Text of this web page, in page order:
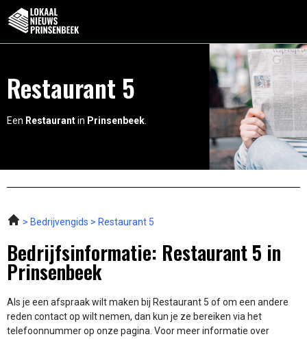
Restaurant 5
Een Restaurantin Prinsenbeek
Bedrijvengids Restaurant 5
Bedrijfsinformatie: Restaurant 5 in
Prinsenbeek
Als je een afspraak wilt maken bij Restaurant 5 of om een andere
reden contact op wilt nemen, dan kun je ze bereiken via het
telefoonnummer op onze pagina. Voor meer informatie over